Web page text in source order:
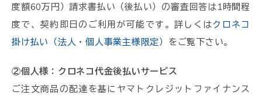
度額60万円）請求書払い（後払い）の審査回答は1時間程
度で、契約即日のご利用が可能です。詳しくはクロネコ
掛け払い（法人・個人事業主様限定） をご覧下さい。
②個人様：クロネコ代金後払いサービス
ご注文商品の配達を基にヤマトクレジットファイナンス